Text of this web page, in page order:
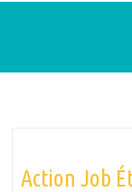
Action Job